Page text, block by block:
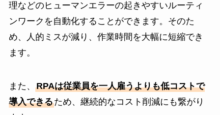
理などのヒューマンエラーの起きやすいルーティ
ンワークを自動化することができます。そのた
め、人的ミスが減り、作業時間を大幅に短縮でき
ます。
また、 RPAは従業員を一人雇うよりも低コストで
導入できるため、継続的なコスト削減にも繋がり